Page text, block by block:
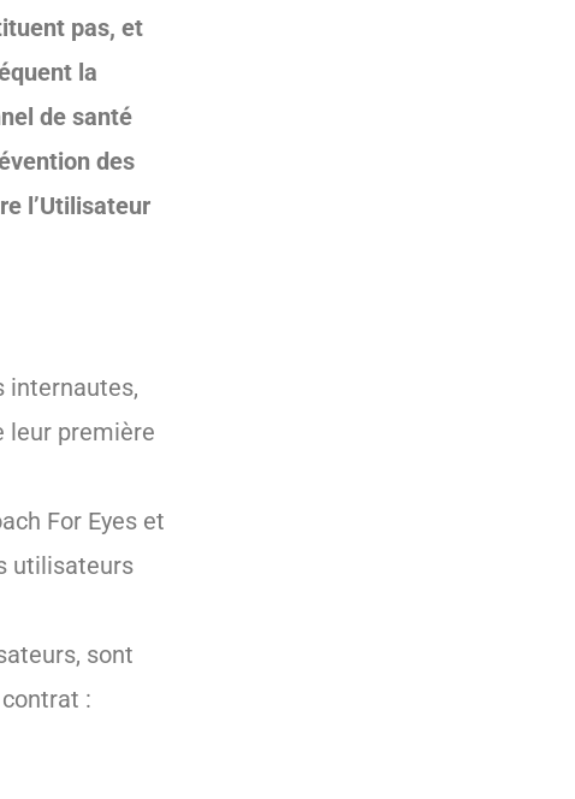
pas, et
la
de santé
des
l’Utilisateur
internautes,
leur première
For Eyes et
utilisateurs
sont
: